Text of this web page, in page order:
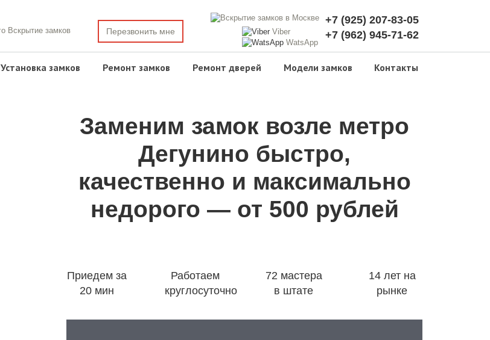
Перезвонить мне
+7 (925) 207-83-05
+7 (962) 945-71-62
Viber
WatsApp
Установка замков Ремонт замков Ремонт дверей Модели замков Контакты
Заменим замок возле метро
Дегунино быстро,
качественно и максимально
недорого — от 500 рублей
Приедем за
20 мин
Работаем
круглосуточно
72 мастера
в штате
14 лет на
рынке